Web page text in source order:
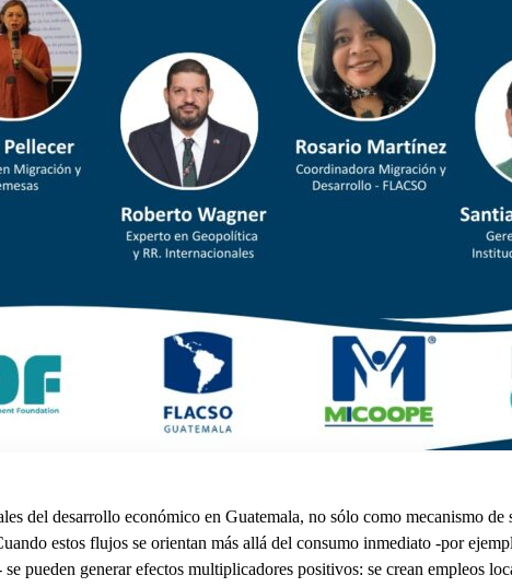
del desarrollo económico en Guatemala, no sólo como mecanismo
estos flujos se orientan más allá del consumo inmediato -por
pueden generar efectos multiplicadores positivos: se crean empleos